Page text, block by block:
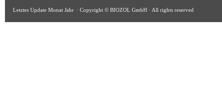
Letztes Update Monat Jahr · Copyright © BIOZOL GmbH · All rights reserved